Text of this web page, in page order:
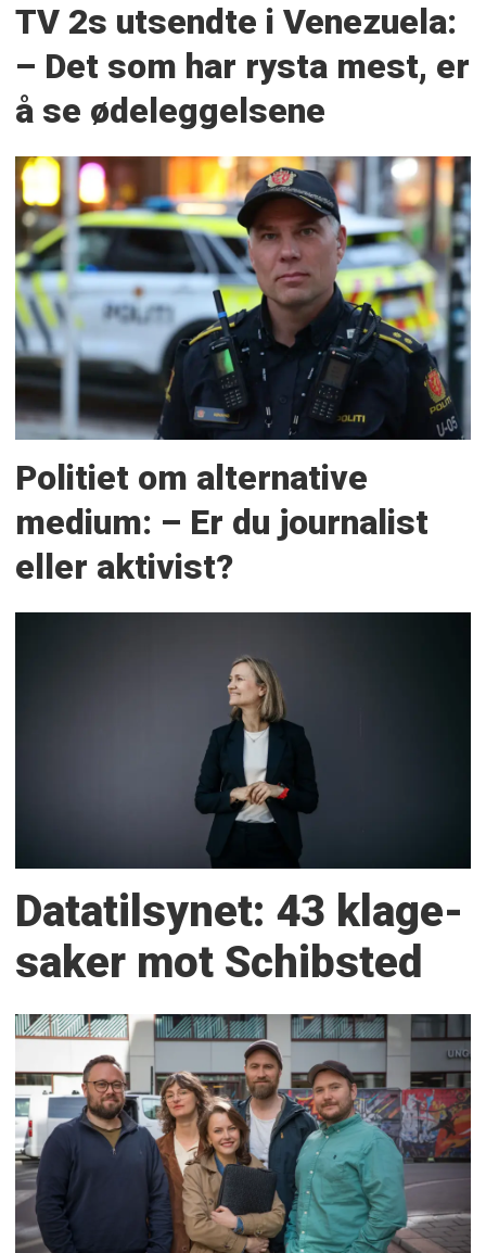
TV 2s utsendte i Venezuela:
– Det som har rysta mest, er
å se ødeleggelsene
Politiet om alternative
medium: – Er du journalist
eller aktivist?
Datatilsynet: 43 klage­
saker mot Schibsted